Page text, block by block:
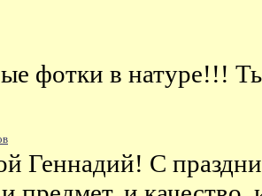
фотки в натуре!!!
Геннадий! С